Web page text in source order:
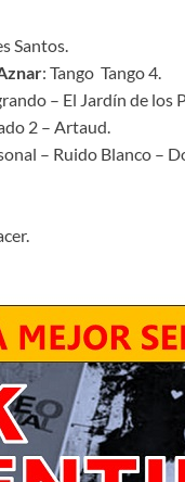
Santos.
: Tango  Tango 4.
– El Jardín de los
2 – Artaud.
– Ruido Blanco –